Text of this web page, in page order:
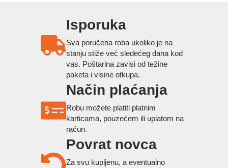
Isporuka
Sva poručena roba ukoliko je na
stanju stiže već sledećeg dana kod
vas. Poštarina zavisi od težine
paketa i visine otkupa.
Način plaćanja
Robu možete platiti platnim
karticama, pouzećem ili uplatom na
račun.
Povrat novca
Za svu kupljenu, a eventualno